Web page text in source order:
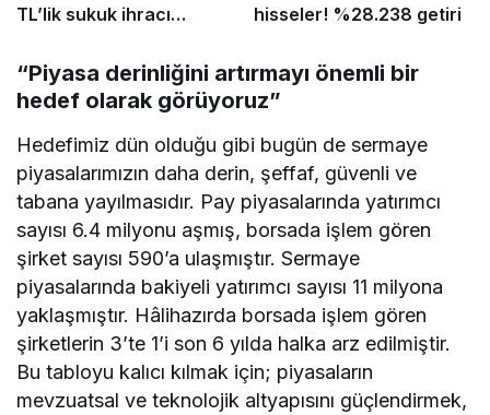
TL’lik sukuk ihracı
hisseler! %28.238 getiri
“Piyasa derinliğini artırmayı önemli bir
hedef olarak görüyoruz”
Hedefimiz dün olduğu gibi bugün de sermaye
piyasalarımızın daha derin, şeffaf, güvenli ve
tabana yayılmasıdır. Pay piyasalarında yatırımcı
sayısı 6.4 milyonu aşmış, borsada işlem gören
şirket sayısı 590’a ulaşmıştır. Sermaye
piyasalarında bakiyeli yatırımcı sayısı 11 milyona
yaklaşmıştır. Hâlihazırda borsada işlem gören
şirketlerin 3’te 1’i son 6 yılda halka arz edilmiştir.
Bu tabloyu kalıcı kılmak için; piyasaların
mevzuatsal ve teknolojik altyapısını güçlendirmek,